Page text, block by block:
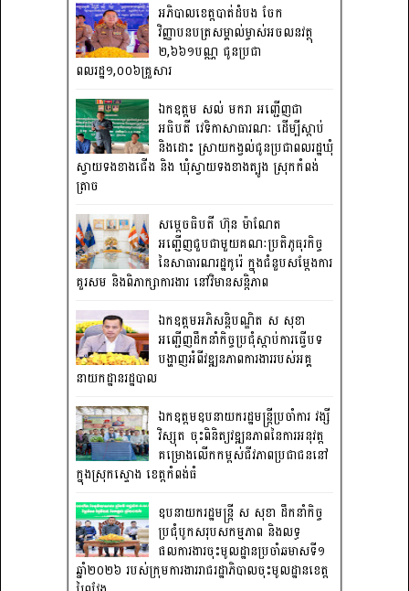
អភិបាលខេត្តបាត់ដំបង ចែក
វិញ្ញាបនបត្រសម្គាល់ម្ចាស់អចលនវត្ថុ
២,៦៦១បណ្ណ ជូនប្រជា
ពលរដ្ឋ១,០០៦គ្រួសារ
ឯកឧត្តម សល់ មករា អញ្ជើញជា
អធិបតី វេទិកាសាធារណៈ ដើម្បីស្តាប់
និងដោះ ស្រាយកង្វល់ជូនប្រជាពលរដ្ឋឃុំ
ស្វាយទងខាងជើង និង ឃុំស្វាយទងខាងត្បូង ស្រុកកំពង់
ត្រាច
សម្តេចធិបតី ហ៊ុន ម៉ាណែត
អញ្ជើញជួបជាមួយគណៈប្រតិភូធុរកិច្ច
នៃសាធារណរដ្ឋកូរ៉េ ក្នុងជំនួបសម្តែងការ
គួរសម និងពិភាក្សាការងារ នៅវិមានសន្តិភាព
ឯកឧត្តមអភិសន្តិបណ្ឌិត ស សុខា
អញ្ជើញដឹកនាំកិច្ចប្រជុំស្តាប់ការធ្វើបទ
បង្ហាញអំពីវឌ្ឍនភាពការងាររបស់អគ្គ
នាយកដ្ឋានរដ្ឋបាល
ឯកឧត្តមឧបនាយករដ្ឋមន្រ្តីប្រចាំការ វង្សី
វិស្សុត ចុះពិនិត្យវឌ្ឍនភាពនៃការអនុវត្ត
គម្រោងលើកកម្ពស់ជីវភាពប្រជាជននៅ
ក្នុងស្រុកស្ទោង ខេត្តកំពង់ធំ
ឧបនាយករដ្ឋមន្ត្រី ស សុខា ដឹកនាំកិច្ច
ប្រជុំបូកសរុបសកម្មភាព និងលទ្ធ
ផលការងារចុះមូលដ្ឋានប្រចាំឆមាសទី១
ឆ្នាំ២០២៦ របស់ក្រុមការងាររាជរដ្ឋាភិបាលចុះមូលដ្ឋានខេត្ត